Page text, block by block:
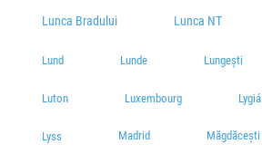
Lunca Bradului Lunca NT
Lund Lunde Lungești
Luton Luxembourg Lygiá
Lyss Madrid Măgdăcești